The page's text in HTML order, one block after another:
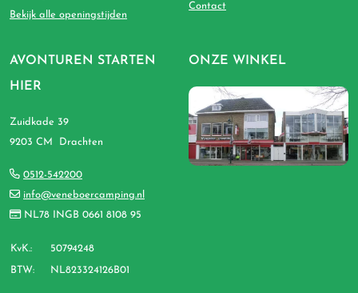
AVONTUREN STARTEN
HIER
Zuidkade 39
9203 CM Drachten
0512-542200
info@veneboercamping.nl
NL78 INGB 0661 8108 95
KvK.: 50794248
BTW: NL823324126B01
Bekijk alle openingstijden
Contact
ONZE WINKEL